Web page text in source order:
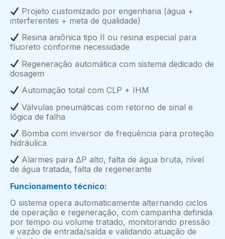
Projeto customizado por engenharia (água +
interferentes + meta de qualidade)
Resina aniônica tipo II ou resina especial para
fluoreto conforme necessidade
Regeneração automática com sistema dedicado de
dosagem
Automação total com CLP + IHM
Válvulas pneumáticas com retorno de sinal e
lógica de falha
Bomba com inversor de frequência para proteção
hidráulica
Alarmes para ΔP alto, falta de água bruta, nível
de água tratada, falta de regenerante
Funcionamento técnico:
O sistema opera automaticamente alternando ciclos
de operação e regeneração, com campanha definida
por tempo ou volume tratado, monitorando pressão
e vazão de entrada/saída e validando atuação de